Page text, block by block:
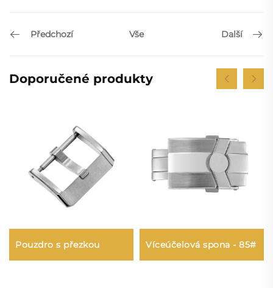
Předchozí Vše Další
Doporučené produkty
Pouzdro s přezkou Víceúčelová spona - 85#